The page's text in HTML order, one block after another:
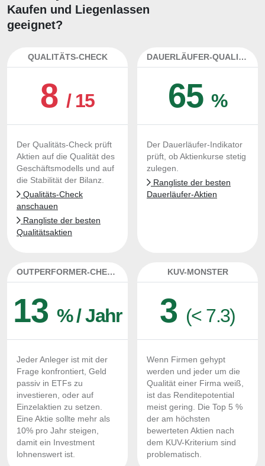
Kaufen und Liegenlassen
geeignet?
QUALITÄTS-CHECK
8/ 15
Der Qualitäts-Check prüft
Aktien auf die Qualität des
Geschäftsmodells und auf
die Stabilität der Bilanz.
Qualitäts-Check
anschauen
Rangliste der besten
Qualitätsaktien
DAUERLÄUFER-QUALITÄTEN
65%
Der Dauerläufer-Indikator
prüft, ob Aktienkurse stetig
zulegen.
Rangliste der besten
Dauerläufer-Aktien
OUTPERFORMER-CHECK
13 % / Jahr
Jeder Anleger ist mit der
Frage konfrontiert, Geld
passiv in ETFs zu
investieren, oder auf
Einzelaktien zu setzen.
Eine Aktie sollte mehr als
10% pro Jahr steigen,
damit ein Investment
lohnenswert ist.
KUV-MONSTER
3 (< 7.3)
Wenn Firmen gehypt
werden und jeder um die
Qualität einer Firma weiß,
ist das Renditepotential
meist gering. Die Top 5 %
der am höchsten
bewerteten Aktien nach
dem KUV-Kriterium sind
problematisch.